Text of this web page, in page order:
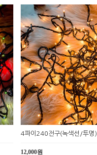
4파이240전구(녹색선/투명)
12,000원